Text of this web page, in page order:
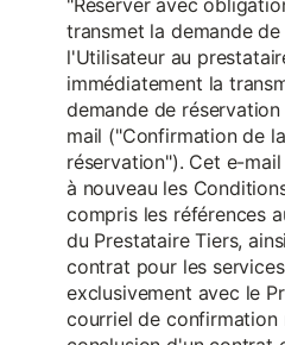
"Réserver avec
transmet la demande
l'Utilisateur au
immédiatement la
demande de
mail ("Confirmation de
réservation"). Cet e-
à nouveau les
compris les références
du Prestataire Tiers,
contrat pour les
exclusivement avec le
courriel de confirmation